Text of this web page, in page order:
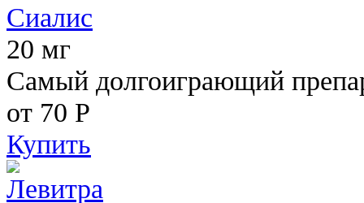
Сиалис
20 мг
Самый долгоиграющий
от 70 Р
Купить